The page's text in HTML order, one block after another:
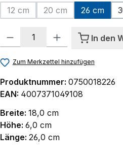
12 cm
(Diese Option ist zurzeit nicht
20 cm
(Diese Option ist
26 cm
Produkt Anzahl: Gib den
In den
Zum Merkzettel hinzufügen
Produktnummer: 0750018226
EAN: 4007371049108
Breite: 18,0 cm
Höhe: 6,0 cm
Länge: 26,0 cm